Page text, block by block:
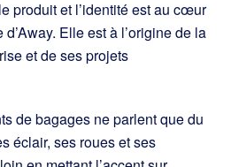
produit et l’identité est au cœur
Elle est à l’origine de la
et de ses projets
de bagages ne parlent que du
éclair, ses roues et ses